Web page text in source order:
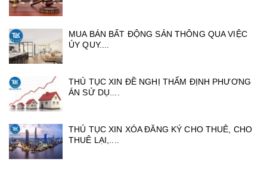
MUA BÁN BẤT ĐỘNG SẢN THÔNG QUA VIỆC
ỦY QUY....
THỦ TỤC XIN ĐỀ NGHỊ THẨM ĐỊNH PHƯƠNG
ÁN SỬ DỤ....
THỦ TỤC XIN XÓA ĐĂNG KÝ CHO THUÊ, CHO
THUÊ LẠI,....